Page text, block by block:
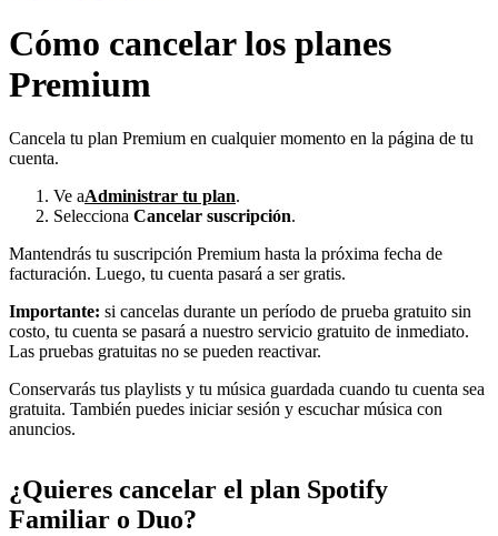
Cómo cancelar los planes
Premium
Cancela tu plan Premium en cualquier momento en la página de tu
cuenta.
Ve aAdministrar tu plan.
Selecciona Cancelar suscripción.
Mantendrás tu suscripción Premium hasta la próxima fecha de
facturación. Luego, tu cuenta pasará a ser gratis.
Importante: si cancelas durante un período de prueba gratuito sin
costo, tu cuenta se pasará a nuestro servicio gratuito de inmediato.
Las pruebas gratuitas no se pueden reactivar.
Conservarás tus playlists y tu música guardada cuando tu cuenta sea
gratuita. También puedes iniciar sesión y escuchar música con
anuncios.
¿Quieres cancelar el plan Spotify
Familiar o Duo?